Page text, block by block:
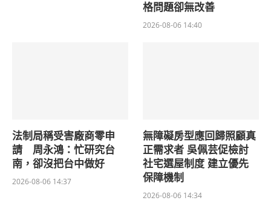
格問題卻無改善
2026-08-06 14:40
法制局稱受害廠商零申
請 周永鴻：忙研究台
南，卻沒把台中做好
2026-08-06 14:37
無障礙房型應回歸照顧真
正需求者 吳佩芸促檢討
社宅選屋制度 建立優先
保障機制
2026-08-06 14:34